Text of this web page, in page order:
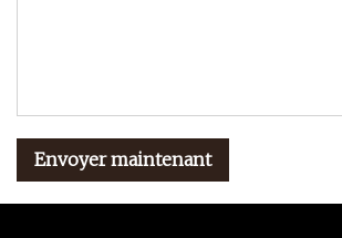
Envoyer maintenant